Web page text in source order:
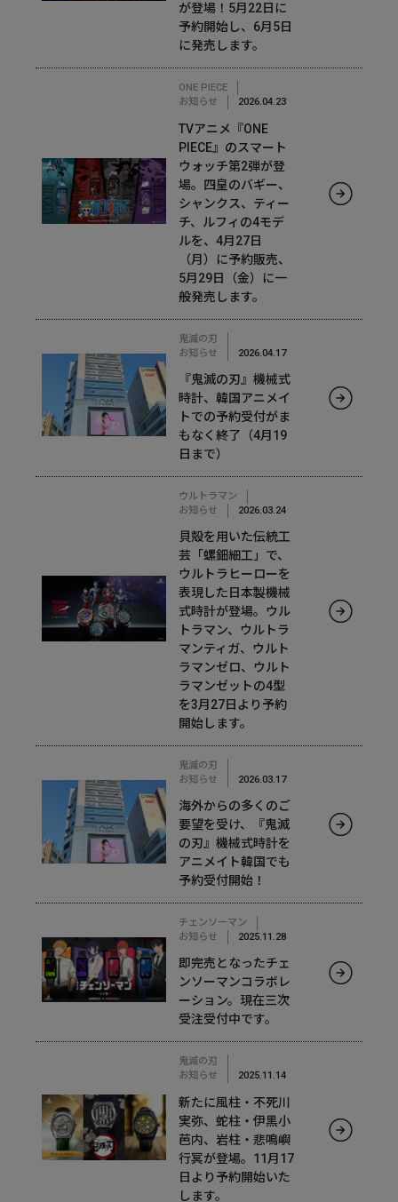
が登場！5月22日に
予約開始し、6月5日
に発売します。
ONE PIECE
お知らせ
2026.04.23
TVアニメ『ONE
PIECE』のスマート
ウォッチ第2弾が登
場。四皇のバギー、
シャンクス、ティー
チ、ルフィの4モデ
ルを、4月27日
（月）に予約販売、
5月29日（金）に一
般発売します。
鬼滅の刃
お知らせ
2026.04.17
『鬼滅の刃』機械式
時計、韓国アニメイ
トでの予約受付がま
もなく終了（4月19
日まで）
ウルトラマン
お知らせ
2026.03.24
貝殻を用いた伝統工
芸「螺鈿細工」で、
ウルトラヒーローを
表現した日本製機械
式時計が登場。ウル
トラマン、ウルトラ
マンティガ、ウルト
ラマンゼロ、ウルト
ラマンゼットの4型
を3月27日より予約
開始します。
鬼滅の刃
お知らせ
2026.03.17
海外からの多くのご
要望を受け、『鬼滅
の刃』機械式時計を
アニメイト韓国でも
予約受付開始！
チェンソーマン
お知らせ
2025.11.28
即完売となったチェ
ンソーマンコラボレ
ーション。現在三次
受注受付中です。
鬼滅の刃
お知らせ
2025.11.14
新たに風柱・不死川
実弥、蛇柱・伊黒小
芭内、岩柱・悲鳴嶼
行冥が登場。11月17
日より予約開始いた
します。